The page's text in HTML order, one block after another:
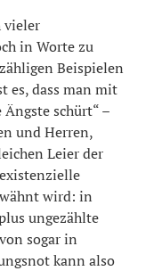
vieler
in Worte zu
Beispielen
es, dass man mit
schürt“ –
und Herren,
Leier der
wird: in
ungezählte
sogar in
kann also